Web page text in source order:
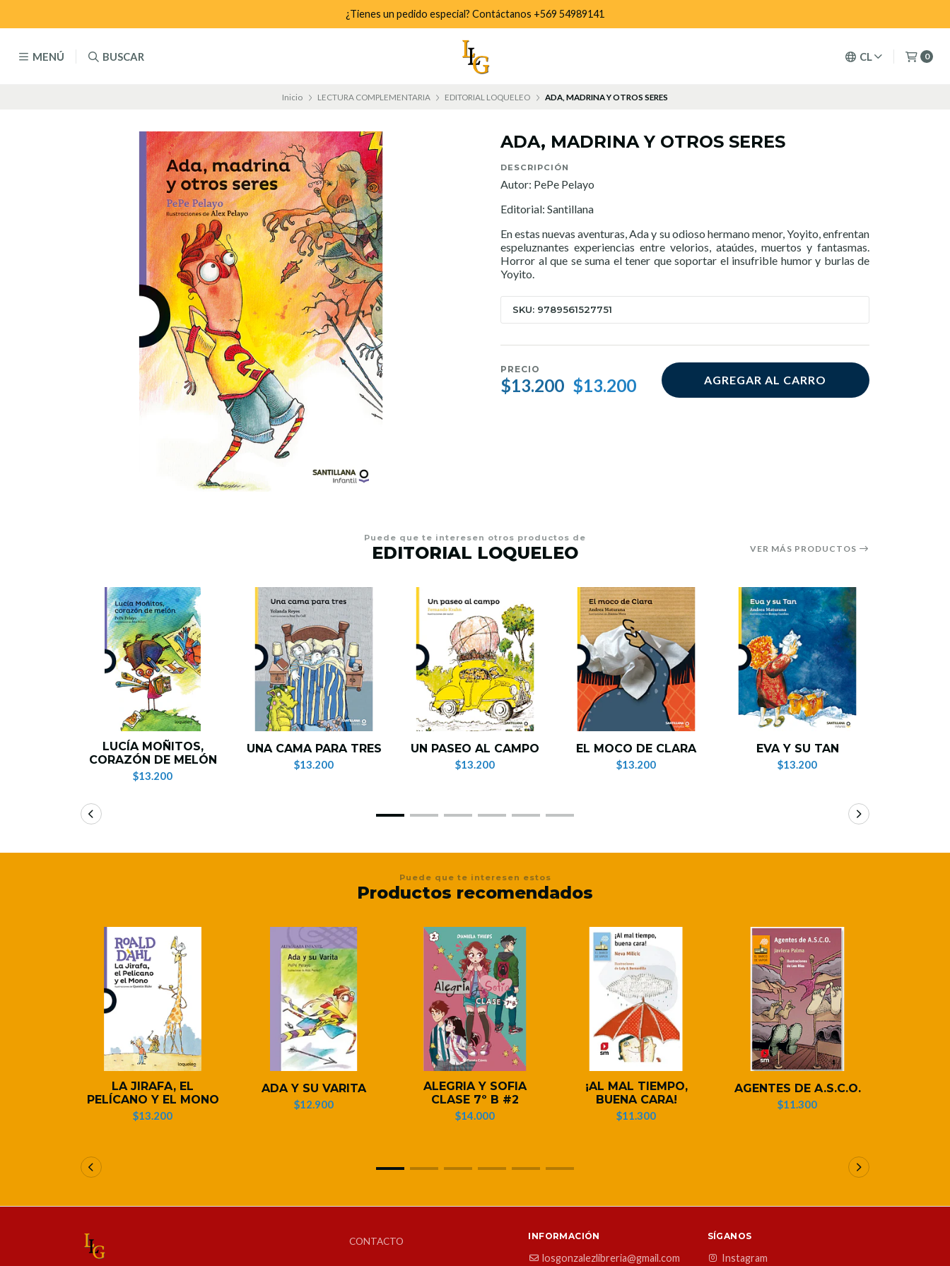
MENÚ BUSCAR CL 0
¿Tienes un pedido especial? Contáctanos +569 54989141
Inicio LECTURA COMPLEMENTARIA EDITORIAL LOQUELEO ADA, MADRINA Y OTROS SERES
ADA, MADRINA Y OTROS SERES
DESCRIPCIÓN
Autor: PePe Pelayo
Editorial: Santillana
En estas nuevas aventuras, Ada y su odioso hermano menor, Yoyito, enfrentan
espeluznantes experiencias entre velorios, ataúdes, muertos y fantasmas.
Horror al que se suma el tener que soportar el insufrible humor y burlas de
Yoyito.
SKU: 9789561527751
PRECIO
$13.200 $13.200 AGREGAR AL CARRO
Puede que te interesen otros productos de
EDITORIAL LOQUELEO VER MÁS PRODUCTOS
LUCÍA MOÑITOS,
CORAZÓN DE MELÓN
$13.200
UNA CAMA PARA TRES
$13.200
UN PASEO AL CAMPO
$13.200
EL MOCO DE CLARA
$13.200
EVA Y SU TAN
$13.200
Puede que te interesen estos
Productos recomendados
LA JIRAFA, EL
PELÍCANO Y EL MONO
$13.200
ADA Y SU VARITA
$12.900
ALEGRIA Y SOFIA
CLASE 7º B #2
$14.000
¡AL MAL TIEMPO,
BUENA CARA!
$11.300
AGENTES DE A.S.C.O.
$11.300
CONTACTO INFORMACIÓN
losgonzalezlibreria@gmail.com
SÍGANOS
Instagram